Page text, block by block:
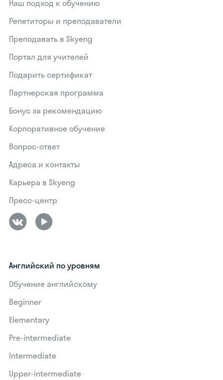
Наш подход к обучению
Репетиторы и преподаватели
Преподавать в Skyeng
Портал для учителей
Подарить сертификат
Партнерская программа
Бонус за рекомендацию
Корпоративное обучение
Вопрос-ответ
Адреса и контакты
Карьера в Skyeng
Пресс-центр
Английский по уровням
Обучение английскому
Beginner
Elementary
Pre-intermediate
Intermediate
Upper-intermediate